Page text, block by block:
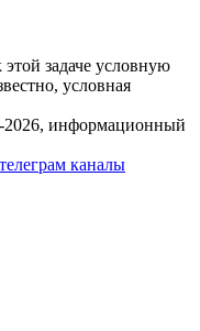
задаче условную
условная
2026, информационный
телеграм каналы